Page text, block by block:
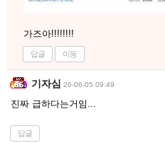
가즈아!!!!!!!!
답글 이동
기자심 26-06-05 09:49
진짜 급하다는거임...
답글